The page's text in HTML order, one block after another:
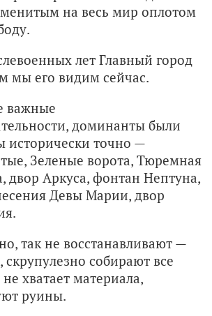
на весь мир оплотом
лет Главный город
мы его видим сейчас.
важные
доминанты были
исторически точно —
Зеленые ворота, Тюремная
двор Аркуса, фонтан Нептуна,
Девы Марии, двор
так не восстанавливают —
собирают все
хватает материала,
руины.